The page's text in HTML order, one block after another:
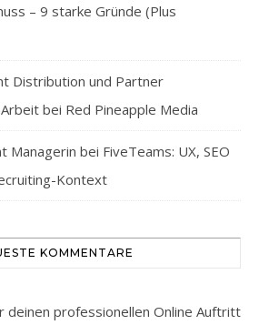
– 9 starke Gründe (Plus
Distribution und Partner
bei Red Pineapple Media
Managerin bei FiveTeams: UX, SEO
Kontext
KOMMENTARE
deinen professionellen Online Auftritt